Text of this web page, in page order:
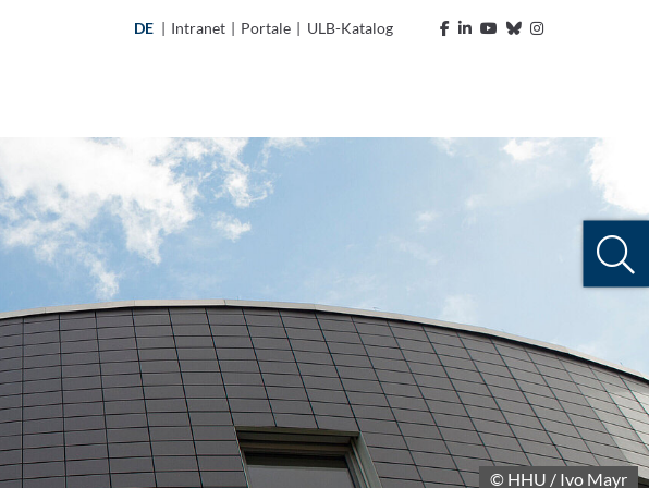
DE | Intranet | Portale | ULB-Katalog
© HHU / Ivo Mayr